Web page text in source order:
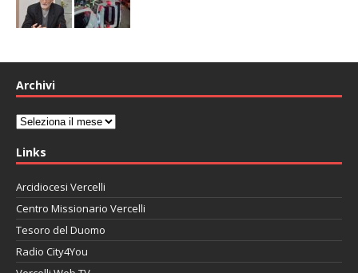
Archivi
Archivi
Links
Arcidiocesi Vercelli
Centro Missionario Vercelli
Tesoro del Duomo
Radio City4You